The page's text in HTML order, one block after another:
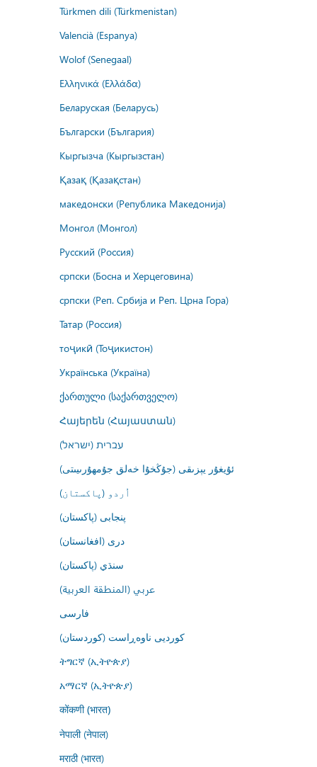
Türkmen dili (Türkmenistan)
Valencià (Espanya)
Wolof (Senegaal)
Ελληνικά (Ελλάδα)
Беларуская (Беларусь)
Български (България)
Кыргызча (Кыргызстан)
Қазақ (Қазақстан)
македонски (Република Македонија)
Монгол (Монгол)
Русский (Россия)
српски (Босна и Херцеговина)
српски (Реп. Србија и Реп. Црна Гора)
Татар (Россия)
тоҷикӣ (Тоҷикистон)
Українська (Україна)
ქართული (საქართველო)
Հայերեն (Հայաստան)
עברית (ישראל)
ئۇيغۇر يېزىقى (جۇڭخۇا خەلق جۇمھۇرىيىتى)
اُردو (پاکستان)
پنجابی (پاکستان)
درى (افغانستان)
سنڌي (پاکستان)
عربي (المنطقة العربية)
فارسى
کوردیی ناوەڕاست (کوردستان)
ትግርኛ (ኢትዮጵያ)
አማርኛ (ኢትዮጵያ)
कोंकणी (भारत)
नेपाली (नेपाल)
मराठी (भारत)